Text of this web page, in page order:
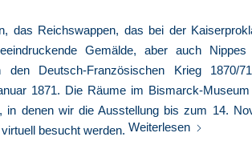
das Reichswappen, das bei der
Gemälde, aber auch
den Deutsch-Französischen Krieg 1870/
1871. Die Räume im Bismarck-
in denen wir die Ausstellung bis zum 14.
besucht werden. Weiterlesen